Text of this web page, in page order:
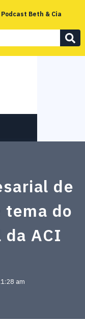
Podcast Beth & Cia
de
tema do
ACI
am